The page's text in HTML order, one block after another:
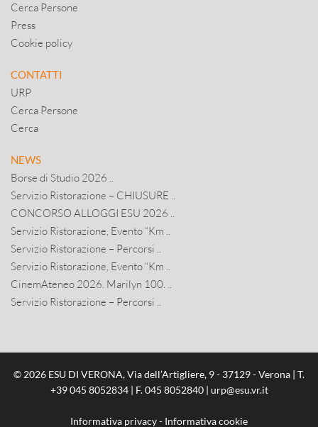
Cerca Persone
Press
Cookie policy
CONTATTI
URP
Cerca Persone
Cerca
NEWS
Borse di Studio 2026 ..
Servizio Ristorazione – CHIUSURE ..
CONCORSO ALLOGGI ESU 2026 ..
Servizio Ristorazione, Evento “Km ..
Servizio Ristorazione – Percorsi ..
Servizio Ristorazione, Evento “Km ..
CinemAteneo 2026. Marilyn 100. ..
Servizio Ristorazione – Percorsi ..
© 2026 ESU DI VERONA, Via dell’Artigliere, 9 - 37129 - Verona | T.
+39 045 8052834| F. 045 8052840 | urp@esu.vr.it
Informativa privacy- Informativa cookie